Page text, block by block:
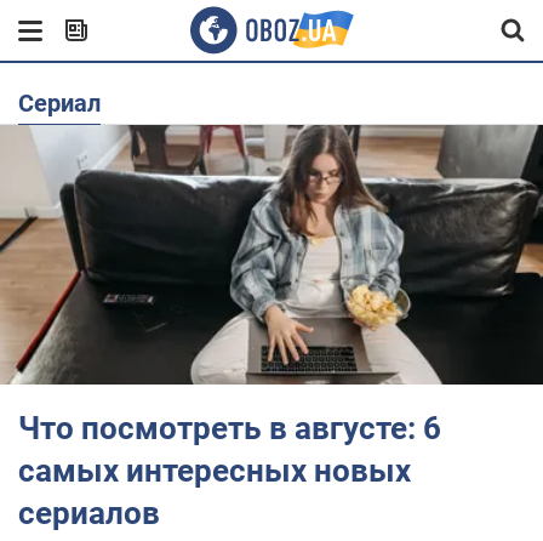
сериал
Что посмотреть в августе: 6
самых интересных новых
сериалов